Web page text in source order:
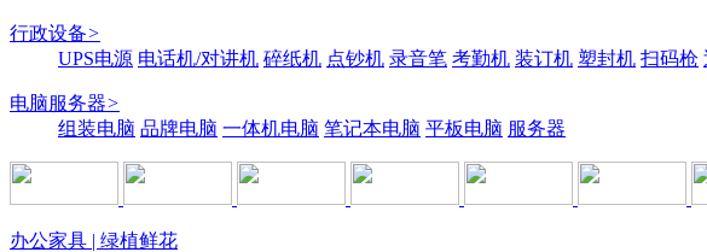
行政设备>
UPS电源 电话机/对讲机 碎纸机 点钞机 录音笔 考勤机 装订机 塑封机 扫码枪
电脑服务器>
组装电脑 品牌电脑 一体机电脑 笔记本电脑 平板电脑 服务器
办公家具 | 绿植鲜花